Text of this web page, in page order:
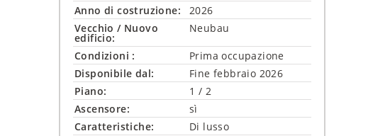
Anno di costruzione:
2026
Vecchio / Nuovo
edificio:
Neubau
Condizioni :
Prima occupazione
Disponibile dal:
Fine febbraio 2026
Piano:
1 / 2
Ascensore:
sì
Caratteristiche:
Di lusso